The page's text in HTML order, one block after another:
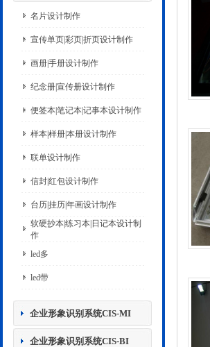
名片设计制作
宣传单页|彩页|折页设计制作
画册|手册设计制作
纪念册|宣传册设计制作
便签本|笔记本|记事本设计制作
样本|样册|本册设计制作
联单设计制作
信封|红包设计制作
台历|挂历|年画设计制作
软硬抄本|练习本|日记本设计制
作
led多
led带
企业形象识别系统CIS-MI
企业形象识别系统CIS-BI